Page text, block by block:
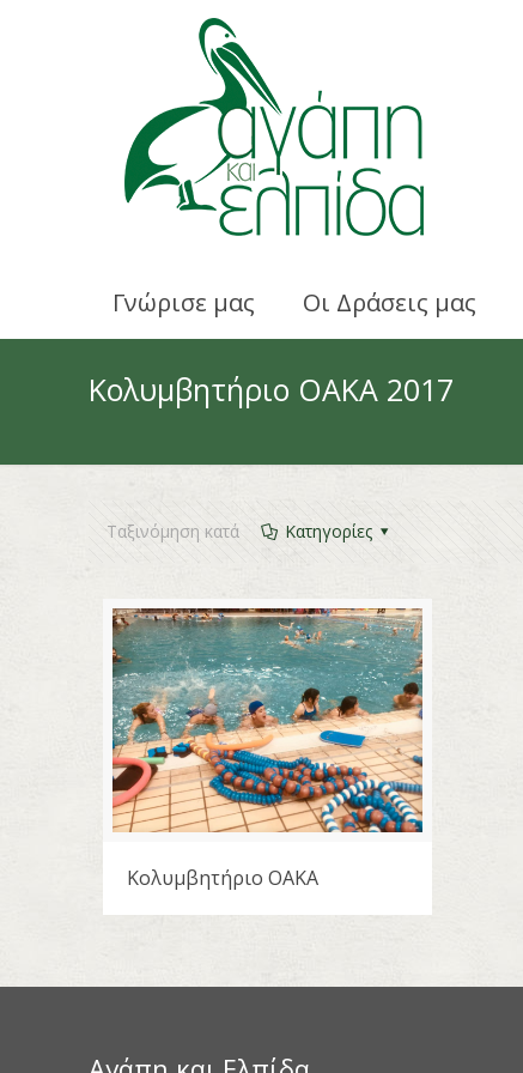
Γνώρισε μας Οι Δράσεις μας
Κολυμβητήριο ΟΑΚΑ 2017
Ταξινόμηση κατά Κατηγορίες
Κολυμβητήριο ΟΑΚΑ